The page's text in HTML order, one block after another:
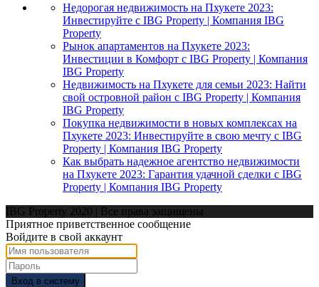
Недорогая недвижимость на Пхукете 2023:
Инвестируйте с IBG Property | Компания IBG
Property
Рынок апартаментов на Пхукете 2023:
Инвестиции в Комфорт с IBG Property | Компания
IBG Property
Недвижимость на Пхукете для семьи 2023: Найти
свой островной район с IBG Property | Компания
IBG Property
Покупка недвижимости в новых комплексах на
Пхукете 2023: Инвестируйте в свою мечту с IBG
Property | Компания IBG Property
Как выбрать надежное агентство недвижимости
на Пхукете 2023: Гарантия удачной сделки с IBG
Property | Компания IBG Property
IBG Property 2020 | Все права защищены
Приятное приветственное сообщение
Войдите в свой аккаунт
Вход в систему